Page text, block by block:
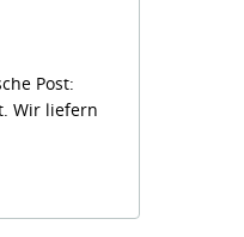
Post:
Wir liefern